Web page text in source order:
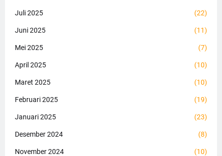
Juli 2025 (22)
Juni 2025 (11)
Mei 2025 (7)
April 2025 (10)
Maret 2025 (10)
Februari 2025 (19)
Januari 2025 (23)
Desember 2024 (8)
November 2024 (10)